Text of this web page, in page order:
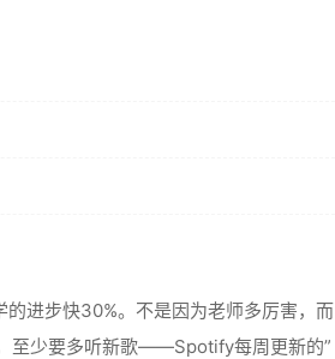
进步快30%。不是因为老师多厉害，而
至少要多听新歌——Spotify每周更新的”